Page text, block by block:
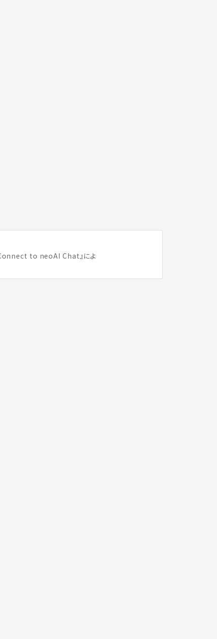
Connect to neoAI Chat』によ